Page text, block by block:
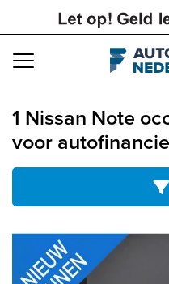
Navigation
1 Nissan Note
voor